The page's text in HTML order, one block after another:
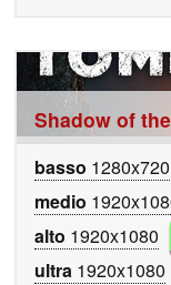
Shadow of
basso 1280x720
medio
alto 1920x1080
ultra 1920x1080